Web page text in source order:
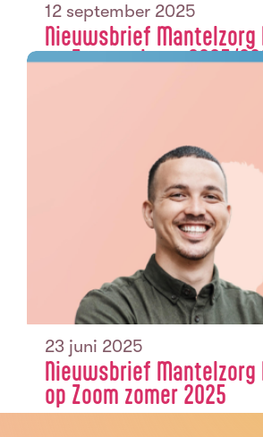
12 september 2025
Nieuwsbrief Mantelzorg
op Zoom winter 2025/
23 juni 2025
Nieuwsbrief Mantelzorg
op Zoom zomer 2025